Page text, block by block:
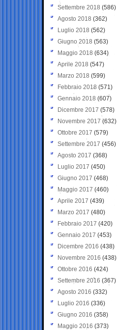
Settembre 2018 (586)
Agosto 2018 (362)
Luglio 2018 (562)
Giugno 2018 (563)
Maggio 2018 (634)
Aprile 2018 (547)
Marzo 2018 (599)
Febbraio 2018 (571)
Gennaio 2018 (607)
Dicembre 2017 (578)
Novembre 2017 (632)
Ottobre 2017 (579)
Settembre 2017 (456)
Agosto 2017 (368)
Luglio 2017 (450)
Giugno 2017 (468)
Maggio 2017 (460)
Aprile 2017 (439)
Marzo 2017 (480)
Febbraio 2017 (420)
Gennaio 2017 (453)
Dicembre 2016 (438)
Novembre 2016 (438)
Ottobre 2016 (424)
Settembre 2016 (367)
Agosto 2016 (332)
Luglio 2016 (336)
Giugno 2016 (358)
Maggio 2016 (373)